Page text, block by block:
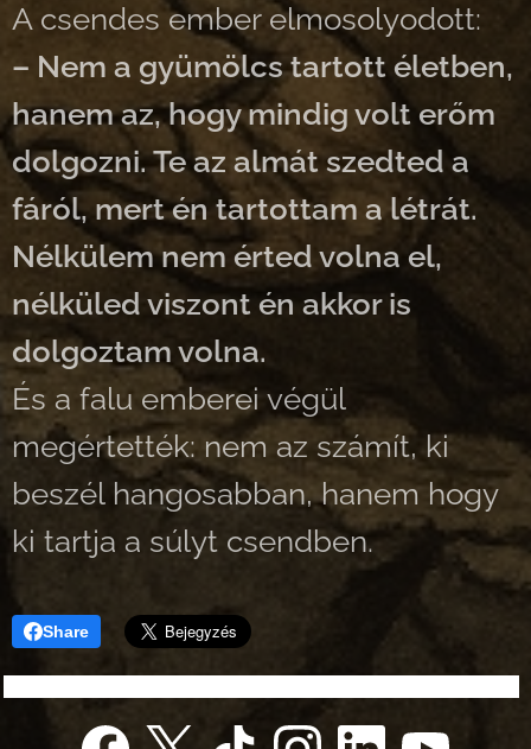
A csendes ember elmosolyodott:
– Nem a gyümölcs tartott életben,
hanem az, hogy mindig volt erőm
dolgozni. Te az almát szedted a
fáról, mert én tartottam a létrát.
Nélkülem nem érted volna el,
nélküled viszont én akkor is
dolgoztam volna.
És a falu emberei végül
megértették: nem az számít, ki
beszél hangosabban, hanem hogy
ki tartja a súlyt csendben.
Share